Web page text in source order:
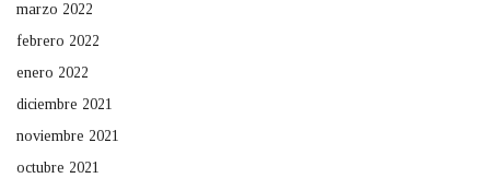
marzo 2022
febrero 2022
enero 2022
diciembre 2021
noviembre 2021
octubre 2021